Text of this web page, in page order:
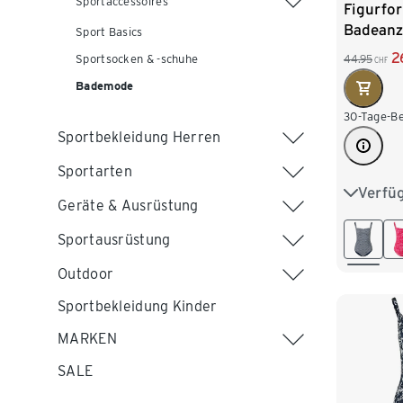
Sport Basics
Sportsocken & -schuhe
Bademode
Sportbekleidung Herren
Sportarten
Geräte & Ausrüstung
Sportausrüstung
Outdoor
Sportbekleidung Kinder
MARKEN
SALE
44.95 CHF
30-Tage-
38
46